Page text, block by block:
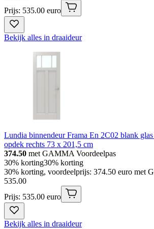
Prijs: 535.00 euro
Bekijk alles in draaideur
Lundia binnendeur Frama En 2C02 blank
opdek rechts 73 x 201,5 cm
374.50 met GAMMA Voordeelpas
30% korting30% korting
30% korting, voordeelprijs: 374.50 euro met
535.00
Prijs: 535.00 euro
Bekijk alles in draaideur